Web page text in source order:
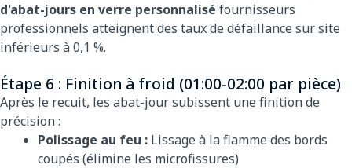
d'abat-jours en verre personnalisé fournisseurs
professionnels atteignent des taux de défaillance sur site
inférieurs à 0,1 %.
Étape 6 : Finition à froid (01:00-02:00 par pièce)
Après le recuit, les abat-jour subissent une finition de
précision :
Polissage au feu : Lissage à la flamme des bords
coupés (élimine les microfissures)